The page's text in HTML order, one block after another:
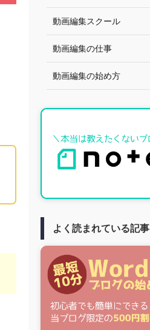
動画編集スクール
動画編集の仕事
動画編集の始め方
よく読まれている記事